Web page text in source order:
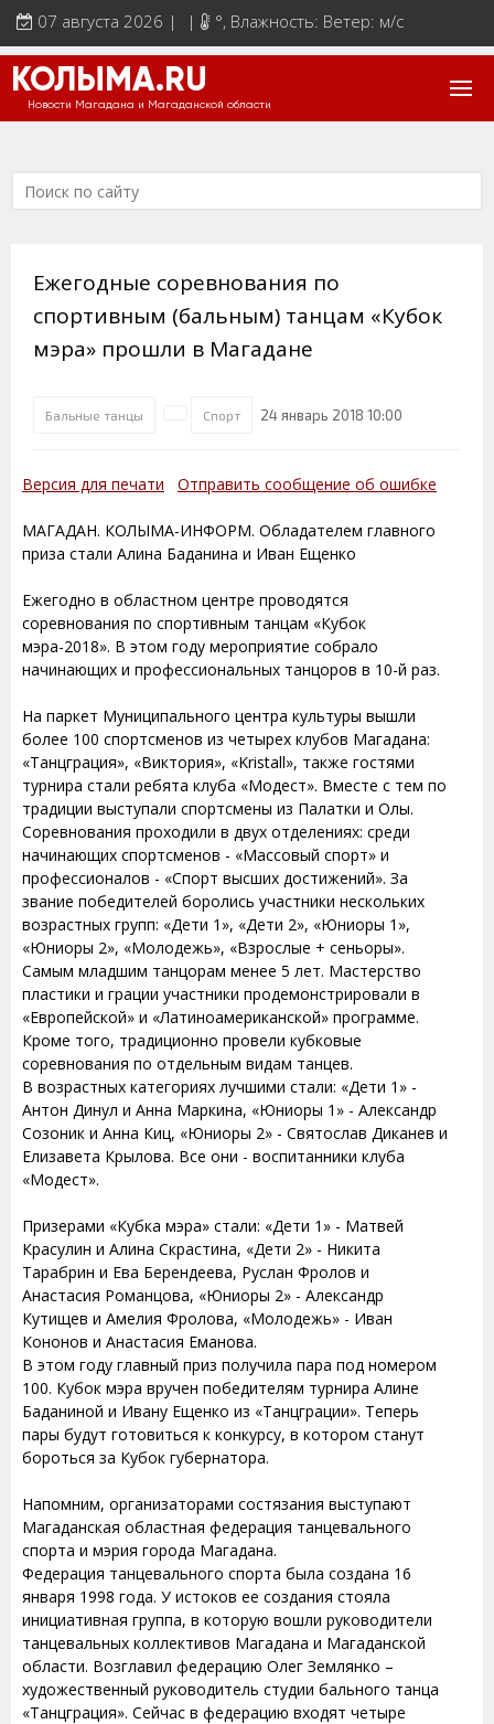
07 августа 2026 | | °, Влажность: Ветер: м/с
КОЛЫМА.RU
Новости Магадана и Магаданской области
Ежегодные соревнования по
спортивным (бальным) танцам «Кубок
мэра» прошли в Магадане
Бальные танцы Спорт 24 январь 2018 10:00
Версия для печати Отправить сообщение об ошибке
МАГАДАН. КОЛЫМА-ИНФОРМ. Обладателем главного
приза стали Алина Баданина и Иван Ещенко
Ежегодно в областном центре проводятся
соревнования по спортивным танцам «Кубок
мэра-2018». В этом году мероприятие собрало
начинающих и профессиональных танцоров в 10-й раз.
На паркет Муниципального центра культуры вышли
более 100 спортсменов из четырех клубов Магадана:
«Танцграция», «Виктория», «Kristall», также гостями
турнира стали ребята клуба «Модест». Вместе с тем по
традиции выступали спортсмены из Палатки и Олы.
Соревнования проходили в двух отделениях: среди
начинающих спортсменов - «Массовый спорт» и
профессионалов - «Спорт высших достижений». За
звание победителей боролись участники нескольких
возрастных групп: «Дети 1», «Дети 2», «Юниоры 1»,
«Юниоры 2», «Молодежь», «Взрослые + сеньоры».
Самым младшим танцорам менее 5 лет. Мастерство
пластики и грации участники продемонстрировали в
«Европейской» и «Латиноамериканской» программе.
Кроме того, традиционно провели кубковые
соревнования по отдельным видам танцев.
В возрастных категориях лучшими стали: «Дети 1» -
Антон Динул и Анна Маркина, «Юниоры 1» - Александр
Созоник и Анна Киц, «Юниоры 2» - Святослав Диканев и
Елизавета Крылова. Все они - воспитанники клуба
«Модест».
Призерами «Кубка мэра» стали: «Дети 1» - Матвей
Красулин и Алина Скрастина, «Дети 2» - Никита
Тарабрин и Ева Берендеева, Руслан Фролов и
Анастасия Романцова, «Юниоры 2» - Александр
Кутищев и Амелия Фролова, «Молодежь» - Иван
Кононов и Анастасия Еманова.
В этом году главный приз получила пара под номером
100. Кубок мэра вручен победителям турнира Алине
Баданиной и Ивану Ещенко из «Танцграции». Теперь
пары будут готовиться к конкурсу, в котором станут
бороться за Кубок губернатора.
Напомним, организаторами состязания выступают
Магаданская областная федерация танцевального
спорта и мэрия города Магадана.
Федерация танцевального спорта была создана 16
января 1998 года. У истоков ее создания стояла
инициативная группа, в которую вошли руководители
танцевальных коллективов Магадана и Магаданской
области. Возглавил федерацию Олег Землянко –
художественный руководитель студии бального танца
«Танцграция». Сейчас в федерацию входят четыре